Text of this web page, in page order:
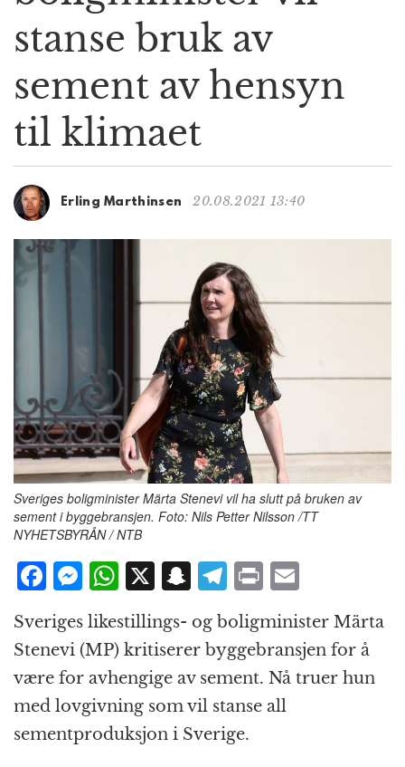
a
t
o
stanse bruk av
sement av hensyn
til klimaet
Erling Marthinsen 20.08.2021 13:40
Sveriges boligminister Märta Stenevi vil ha slutt på bruken av
sement i byggebransjen. Foto: Nils Petter Nilsson /TT
NYHETSBYRÅN / NTB
F
a
c
e
b
o
o
M
e
ss
e
n
g
e
W
h
at
s
A
p
p
X S
a
p
c
h
at
T
el
e
g
r
a
m
P
ri
n
t
ai
l
Sveriges likestillings- og boligminister Märta
Stenevi (MP) kritiserer byggebransjen for å
være for avhengige av sement. Nå truer hun
med lovgivning som vil stanse all
sementproduksjon i Sverige.